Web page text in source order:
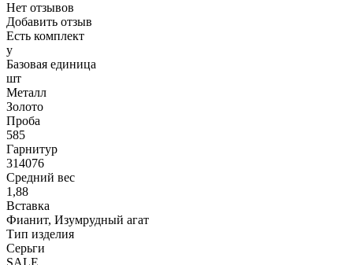
Нет отзывов
Добавить отзыв
Есть комплект
y
Базовая единица
шт
Металл
Золото
Проба
585
Гарнитур
314076
Средний вес
1,88
Вставка
Фианит, Изумрудный агат
Тип изделия
Серьги